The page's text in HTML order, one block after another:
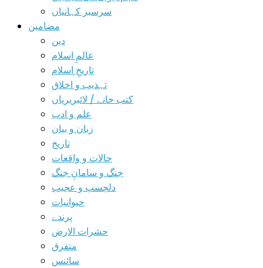
سرسبز کہانیاں
مضامین
دین
عالمِ اسلام
تاریخِ اسلام
تہذیب و اخلاق
کتب خانے / لائبریریاں
علم و ادب
زبان و بیان
تاریخ
حالات و واقعات
جنگ و سامانِ جنگ
دلچسپ و عجیب
حیوانیات
پرندے
حشرات الارض
متفرق
سائنس